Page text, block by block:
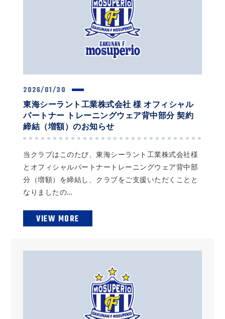
2026/01/30
東海シーラント工業株式会社 様 オフィシャル
パートナー トレーニングウェア背中部分 契約
締結（増額）のお知らせ
当クラブはこのたび、東海シーラント工業株式会社様
とオフィシャルパートナートレーニングウェア背中部
分（増額）を締結し、クラブをご支援いただくことと
なりましたの…
VIEW MORE